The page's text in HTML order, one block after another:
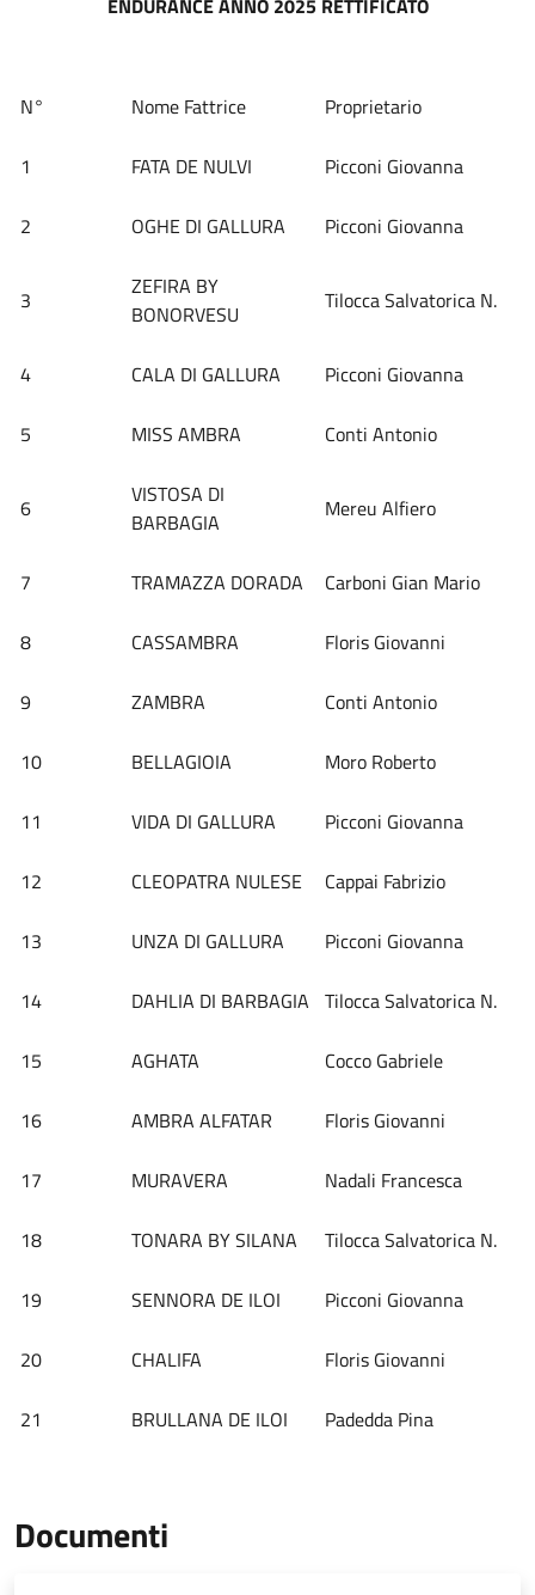
ENDURANCE ANNO 2025 RETTIFICATO
N° Nome Fattrice Proprietario
1 FATA DE NULVI Picconi Giovanna
2 OGHE DI GALLURA Picconi Giovanna
3
ZEFIRA BY
BONORVESU
Tilocca Salvatorica N.
4 CALA DI GALLURA Picconi Giovanna
5 MISS AMBRA Conti Antonio
6
VISTOSA DI
BARBAGIA
Mereu Alfiero
7 TRAMAZZA DORADA Carboni Gian Mario
8 CASSAMBRA Floris Giovanni
9 ZAMBRA Conti Antonio
10 BELLAGIOIA Moro Roberto
11 VIDA DI GALLURA Picconi Giovanna
12 CLEOPATRA NULESE Cappai Fabrizio
13 UNZA DI GALLURA Picconi Giovanna
14 DAHLIA DI BARBAGIA Tilocca Salvatorica N.
15 AGHATA Cocco Gabriele
16 AMBRA ALFATAR Floris Giovanni
17 MURAVERA Nadali Francesca
18 TONARA BY SILANA Tilocca Salvatorica N.
19 SENNORA DE ILOI Picconi Giovanna
20 CHALIFA Floris Giovanni
21 BRULLANA DE ILOI Padedda Pina
Documenti